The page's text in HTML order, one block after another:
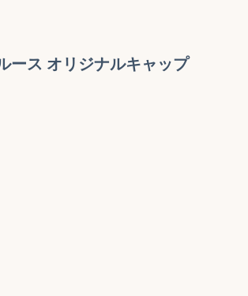
ース オリジナルキャップ